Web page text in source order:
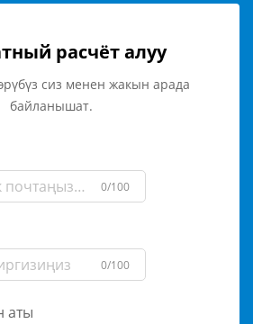
расчёт алуу
сиз менен жакын арада
байланышат.
0/100
0/100
аты